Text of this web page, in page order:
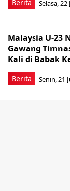
Berita Selasa, 22
Berita
Malaysia U-23
Gawang
Kali di Babak
Senin, 21